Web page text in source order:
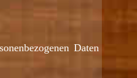
Daten